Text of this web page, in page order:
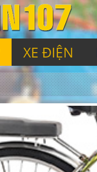
XE ĐIỆN